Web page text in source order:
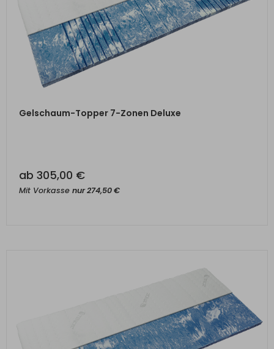
Gelschaum-Topper 7-Zonen Deluxe
ab 305,00 €
Mit Vorkasse nur274,50€